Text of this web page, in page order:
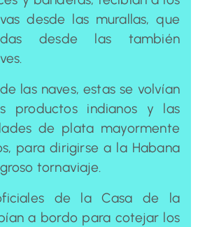
desde las murallas, que
desde las también
las naves, estas se volvían
productos indianos y las
de plata mayormente
para dirigirse a la Habana
tornaviaje.
de la Casa de la
a bordo para cotejar los